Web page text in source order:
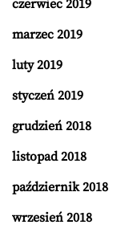
czerwiec 2019
marzec 2019
luty 2019
styczeń 2019
grudzień 2018
listopad 2018
październik 2018
wrzesień 2018